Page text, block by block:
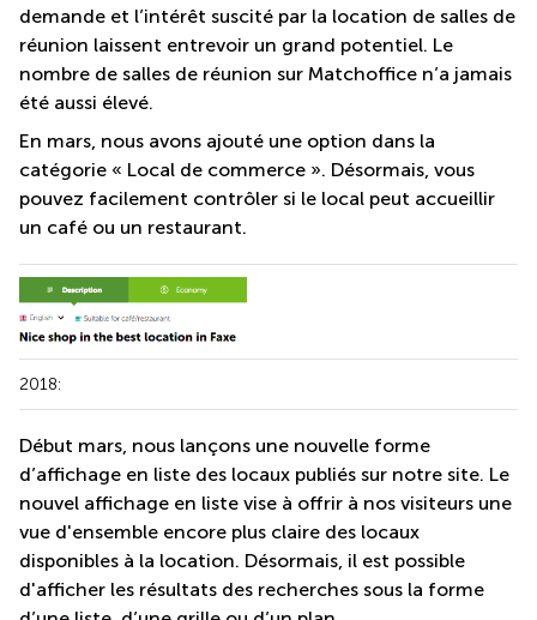
demande et l’intérêt suscité par la location de salles de
réunion laissent entrevoir un grand potentiel. Le
nombre de salles de réunion sur Matchoffice n’a jamais
été aussi élevé.
En mars, nous avons ajouté une option dans la
catégorie « Local de commerce ». Désormais, vous
pouvez facilement contrôler si le local peut accueillir
un café ou un restaurant.
2018:
Début mars, nous lançons une nouvelle forme
d’affichage en liste des locaux publiés sur notre site. Le
nouvel affichage en liste vise à offrir à nos visiteurs une
vue d'ensemble encore plus claire des locaux
disponibles à la location. Désormais, il est possible
d'afficher les résultats des recherches sous la forme